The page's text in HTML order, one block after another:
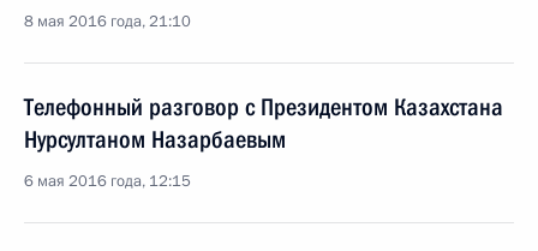
8 мая 2016 года, 21:10
Телефонный разговор с Президентом Казахстана
Нурсултаном Назарбаевым
6 мая 2016 года, 12:15